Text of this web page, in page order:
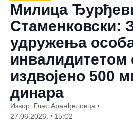
Милица
Стаменковски:
удружења
инвалидитетом
издвојено 500
динара
Извор: Глас Аранђеловца
27.06.2026.
15:02